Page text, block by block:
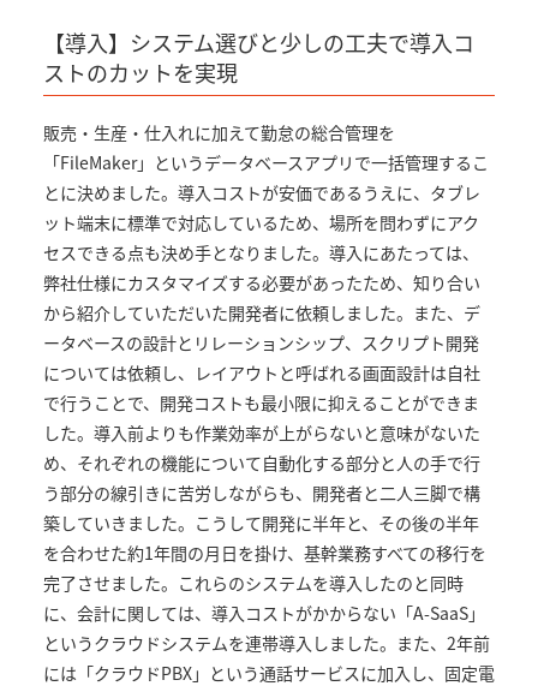
【導入】システム選びと少しの工夫で導入コ
ストのカットを実現
販売・生産・仕入れに加えて勤怠の総合管理を
「FileMaker」というデータベースアプリで一括管理するこ
とに決めました。導入コストが安価であるうえに、タブレ
ット端末に標準で対応しているため、場所を問わずにアク
セスできる点も決め手となりました。導入にあたっては、
弊社仕様にカスタマイズする必要があったため、知り合い
から紹介していただいた開発者に依頼しました。また、デ
ータベースの設計とリレーションシップ、スクリプト開発
については依頼し、レイアウトと呼ばれる画面設計は自社
で行うことで、開発コストも最小限に抑えることができま
した。導入前よりも作業効率が上がらないと意味がないた
め、それぞれの機能について自動化する部分と人の手で行
う部分の線引きに苦労しながらも、開発者と二人三脚で構
築していきました。こうして開発に半年と、その後の半年
を合わせた約1年間の月日を掛け、基幹業務すべての移行を
完了させました。これらのシステムを導入したのと同時
に、会計に関しては、導入コストがかからない「A-SaaS」
というクラウドシステムを連帯導入しました。また、2年前
には「クラウドPBX」という通話サービスに加入し、固定電